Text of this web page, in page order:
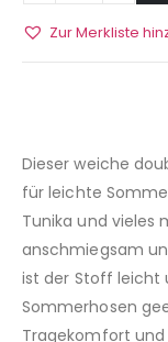
Zur Merkliste
Dieser weiche
für leichte
Tunika und vieles
anschmiegsam
ist der Stoff leicht
Sommerhosen
Tragekomfort und